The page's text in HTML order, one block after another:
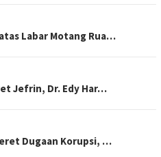
Labar Motang Rua…
Jefrin, Dr. Edy Har…
Dugaan Korupsi, …